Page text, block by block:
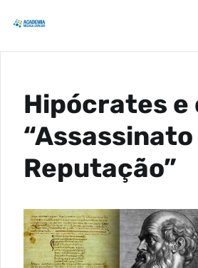
Hipócrates e
“Assassinato
Reputação”